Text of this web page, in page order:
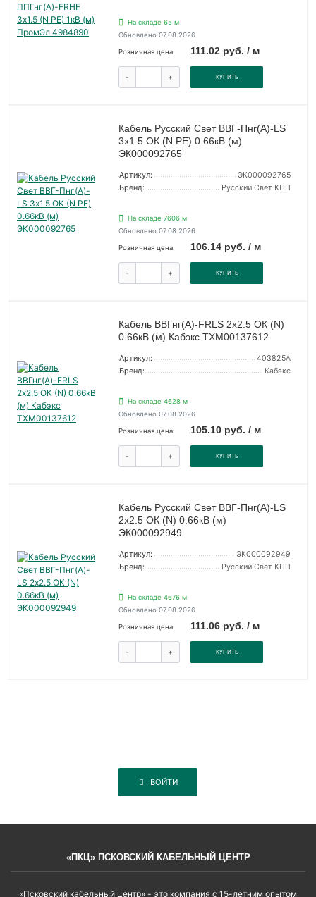
На складе 65 м
Обновлено 07.08.2026
Розничная цена: 111.02 руб. / м
- + КУПИТЬ
Кабель Русский Свет ВВГ-Пнг(А)-LS
3х1.5 ОК (N PE) 0.66кВ (м)
ЭК000092765
Артикул:
ЭК000092765
Бренд:
Русский Свет КПП
На складе 7606 м
Обновлено 07.08.2026
Розничная цена: 106.14 руб. / м
- + КУПИТЬ
Кабель ВВГнг(А)-FRLS 2х2.5 ОК (N)
0.66кВ (м) Кабэкс ТХМ00137612
Артикул:
403825А
Бренд:
Кабэкс
На складе 4628 м
Обновлено 07.08.2026
Розничная цена: 105.10 руб. / м
- + КУПИТЬ
Кабель Русский Свет ВВГ-Пнг(А)-LS
2х2.5 ОК (N) 0.66кВ (м)
ЭК000092949
Артикул:
ЭК000092949
Бренд:
Русский Свет КПП
На складе 4676 м
Обновлено 07.08.2026
Розничная цена: 111.06 руб. / м
- + КУПИТЬ
ВОЙТИ
«ПКЦ» ПСКОВСКИЙ КАБЕЛЬНЫЙ ЦЕНТР
«Псковский кабельный центр» - это компания с 15-летним опытом